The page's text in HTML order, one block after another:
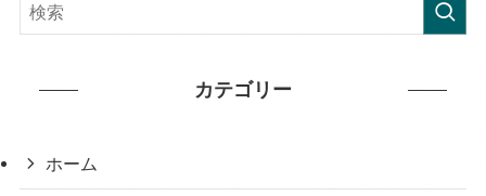
カテゴリー
ホーム